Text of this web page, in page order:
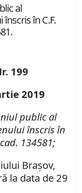
al
în C.F.
199
2019
public al
înscris în
134581;
Braşov,
la data de 29